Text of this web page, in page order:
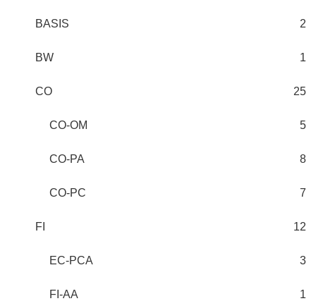
BASIS 2
BW 1
CO 25
CO-OM 5
CO-PA 8
CO-PC 7
FI 12
EC-PCA 3
FI-AA 1